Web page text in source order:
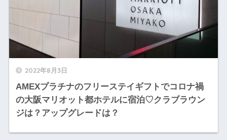
2022年8月3日
AMEXプラチナのフリーステイギフトでコロナ禍
の大阪マリオット都ホテルに宿泊♡クラブラウン
ジは？アップグレードは？